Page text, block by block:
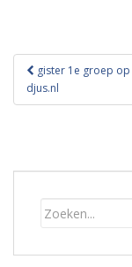
Bericht
navigatie
gister 1e groep
djus.nl